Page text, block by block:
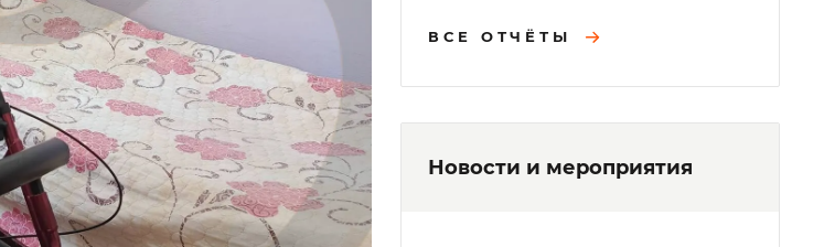
ВСЕ ОТЧЁТЫ
Новости и мероприятия